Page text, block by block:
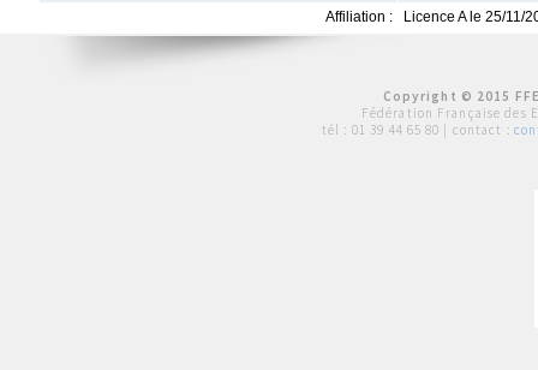
Affiliation :
Licence A le 25/11/
Copyright © 2015
Fédération Française des
tél : 01 39 44 65 80 | contact :